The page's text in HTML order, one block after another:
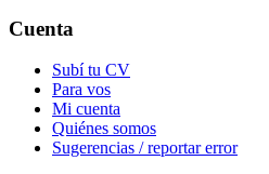
Cuenta
Subí tu CV
Para vos
Mi cuenta
Quiénes somos
Sugerencias / reportar error